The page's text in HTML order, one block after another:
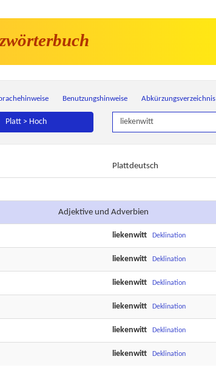
Benutzungshinweise Abkürzungsverzeichnis
Platt > Hoch
Plattdeutsch
Adjektive und Adverbien
liekenwitt Deklination
liekenwitt Deklination
liekenwitt Deklination
liekenwitt Deklination
liekenwitt Deklination
liekenwitt Deklination